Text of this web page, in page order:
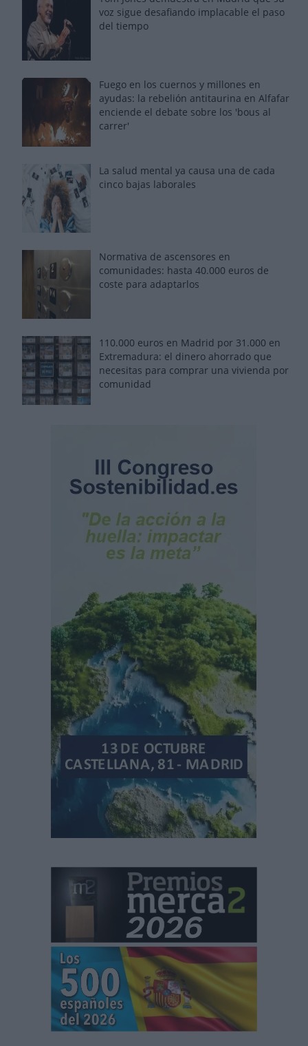
voz sigue desafiando implacable el paso
del tiempo
Fuego en los cuernos y millones en
ayudas: la rebelión antitaurina en Alfafar
enciende el debate sobre los 'bous al
carrer'
La salud mental ya causa una de cada
cinco bajas laborales
Normativa de ascensores en
comunidades: hasta 40.000 euros de
coste para adaptarlos
110.000 euros en Madrid por 31.000 en
Extremadura: el dinero ahorrado que
necesitas para comprar una vivienda por
comunidad